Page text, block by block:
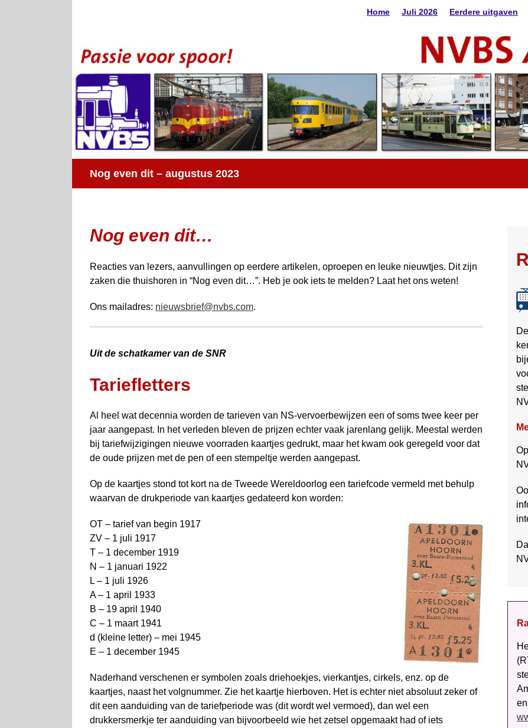
Home Juli 2026 Eerdere uitgaven
Nog even dit – augustus 2023
Nog even dit…
Reacties van lezers, aanvullingen op eerdere artikelen, oproepen en leuke nieuwtjes. Dit zijn
zaken die thuis­horen in “Nog even dit…”. Heb je ook iets te melden? Laat het ons weten!
Ons mailadres: nieuwsbrief@nvbs.com.
Uit de schatkamer van de SNR
Tariefletters
Al heel wat decennia worden de tarieven van NS-vervoerbewijzen een of soms twee keer per
jaar aangepast. In het verleden bleven de prijzen echter vaak jarenlang gelijk. Meestal werden
bij tariefwijzigingen nieuwe voorraden kaartjes gedrukt, maar het kwam ook geregeld voor dat
de oude prijzen met de pen of een stempeltje werden aangepast.
Op de kaartjes stond tot kort na de Tweede Wereldoorlog een tariefcode vermeld met behulp
waarvan de drukperiode van kaartjes gedateerd kon worden:
OT – tarief van begin 1917
ZV – 1 juli 1917
T – 1 december 1919
N – 1 januari 1922
L – 1 juli 1926
A – 1 april 1933
B – 19 april 1940
C – 1 maart 1941
d (kleine letter) – mei 1945
E – 1 december 1945
Naderhand verschenen er symbolen zoals driehoekjes, vierkantjes, cirkels, enz. op de
kaartjes, naast het volgnummer. Zie het kaartje hierboven. Het is echter niet absoluut zeker of
dit een aanduiding van de tariefperiode was (dit wordt wel vermoed), dan wel een
drukkersmerkje ter aanduiding van bijvoorbeeld wie het zetsel opgemaakt had of iets